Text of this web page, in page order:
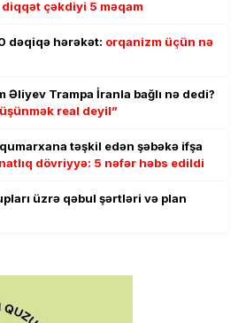
diqqət çəkdiyi 5 məqam
dəqiqə hərəkət: orqanizm üçün nə
Əliyev Trampa İranla bağlı nə dedi?
real deyil”
təşkil edən şəbəkə ifşa
dövriyyə: 5 nəfər həbs edildi
üzrə qəbul şərtləri və plan